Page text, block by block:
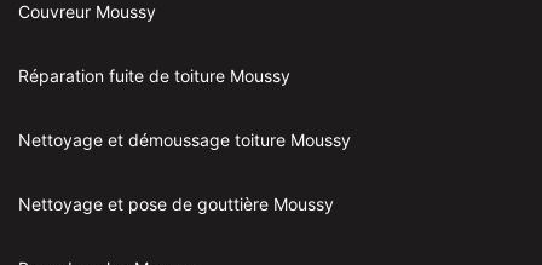
Couvreur Moussy
Réparation fuite de toiture Moussy
Nettoyage et démoussage toiture Moussy
Nettoyage et pose de gouttière Moussy